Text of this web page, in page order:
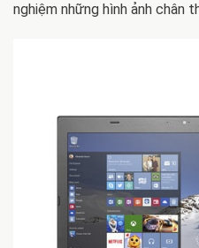
nghiệm những hình ảnh chân